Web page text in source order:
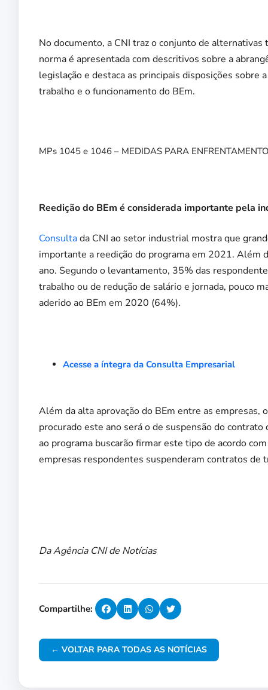
No documento, a CNI traz o conjunto de
norma é apresentada com descritivos sobre a
legislação e destaca as principais disposições sobre
trabalho e o funcionamento do BEm.
MPs 1045 e 1046 – MEDIDAS PARA
Reedição do BEm é considerada importante pela
Consultada CNI ao setor industrial mostra que
importante a reedição do programa em 2021. Além
ano. Segundo o levantamento, 35% das
trabalho ou de redução de salário e jornada, pouco
aderido ao BEm em 2020 (64%).
Acesse a íntegra da Consulta Empresarial
Além da alta aprovação do BEm entre as
procurado este ano será o de suspensão do
ao programa buscarão firmar este tipo de acordo
empresas respondentes suspenderam contratos de
Da Agência CNI de Notícias
Compartilhe:
← VOLTAR PARA TODAS AS NOTÍCIAS